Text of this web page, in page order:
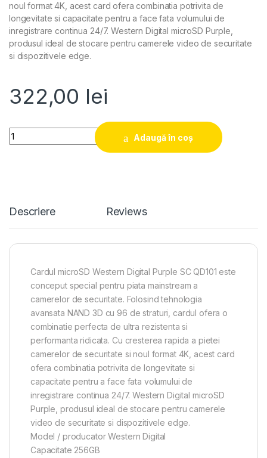
noul format 4K, acest card ofera combinatia potrivita de
longevitate si capacitate pentru a face fata volumului de
inregistrare continua 24/7. Western Digital microSD Purple,
produsul ideal de stocare pentru camerele video de securitate
si dispozitivele edge.
322,00 lei
Quantity
Adaugă în coș
Descriere Reviews
Cardul microSD Western Digital Purple SC QD101 este
conceput special pentru piata mainstream a
camerelor de securitate. Folosind tehnologia
avansata NAND 3D cu 96 de straturi, cardul ofera o
combinatie perfecta de ultra rezistenta si
performanta ridicata. Cu cresterea rapida a pietei
camerelor de securitate si noul format 4K, acest card
ofera combinatia potrivita de longevitate si
capacitate pentru a face fata volumului de
inregistrare continua 24/7. Western Digital microSD
Purple, produsul ideal de stocare pentru camerele
video de securitate si dispozitivele edge.
Model / producator Western Digital
Capacitate 256GB